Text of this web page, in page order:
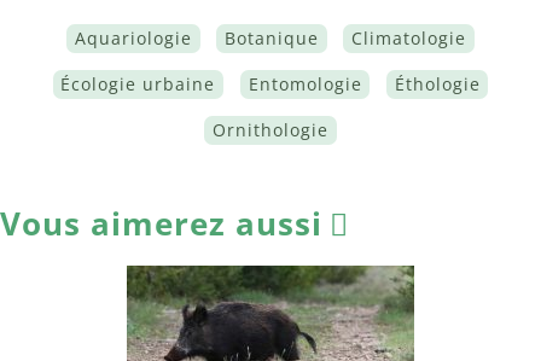
Aquariologie Botanique Climatologie
Écologie urbaine Entomologie Éthologie
Ornithologie
Vous aimerez aussi